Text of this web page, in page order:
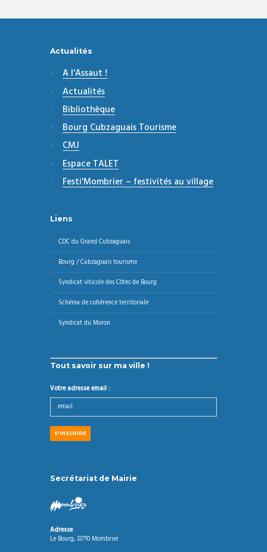
Actualités
A l'Assaut !
Actualités
Bibliothèque
Bourg Cubzaguais Tourisme
CMJ
Espace TALET
Festi'Mombrier – festivités au village
Liens
CDC du Grand Cubzaguais
Bourg / Cubzaguais tourisme
Syndicat viticole des Côtes de Bourg
Schéma de cohérence territoriale
Syndicat du Moron
Tout savoir sur ma ville !
Votre adresse email :
Secrétariat de Mairie
Adresse
Le Bourg, 33710 Mombrier